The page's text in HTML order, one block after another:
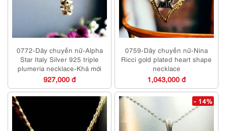
0772-Dây chuyền nữ-Alpha
Star Italy Silver 925 triple
plumeria necklace-Khá mới
927,000 đ
0759-Dây chuyền nữ-Nina
Ricci gold plated heart shape
necklace
1,043,000 đ
- 14%